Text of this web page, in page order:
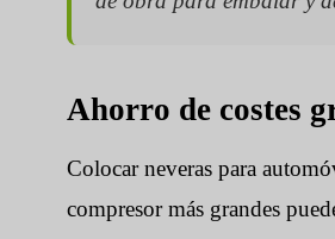
Ahorro de costes
Colocar neveras para
compresor más grandes